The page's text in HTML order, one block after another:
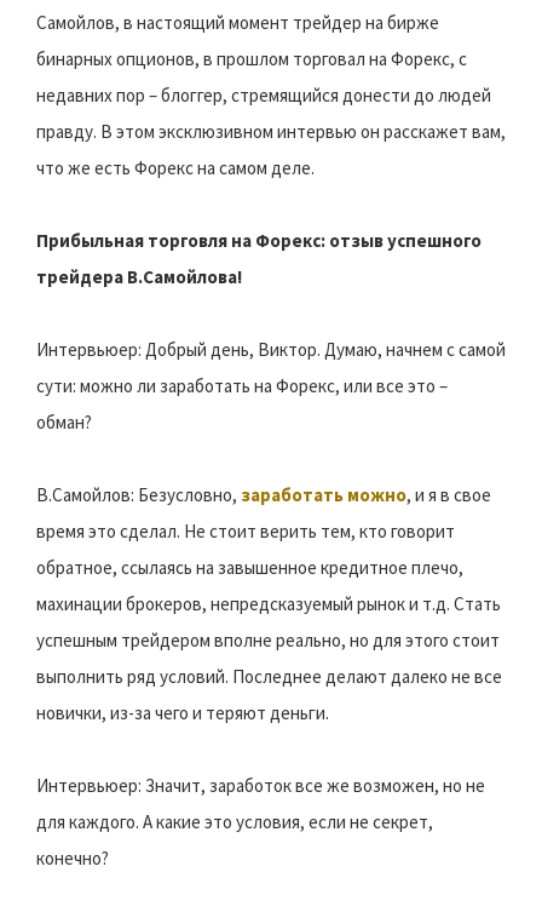
Самойлов, в настоящий момент трейдер на бирже
бинарных опционов, в прошлом торговал на Форекс, с
недавних пор – блоггер, стремящийся донести до людей
правду. В этом эксклюзивном интервью он расскажет вам,
что же есть Форекс на самом деле.
Прибыльная торговля на Форекс: отзыв успешного
трейдера В.Самойлова!
Интервьюер: Добрый день, Виктор. Думаю, начнем с самой
сути: можно ли заработать на Форекс, или все это –
обман?
В.Самойлов: Безусловно, заработать можно, и я в свое
время это сделал. Не стоит верить тем, кто говорит
обратное, ссылаясь на завышенное кредитное плечо,
махинации брокеров, непредсказуемый рынок и т.д. Стать
успешным трейдером вполне реально, но для этого стоит
выполнить ряд условий. Последнее делают далеко не все
новички, из-за чего и теряют деньги.
Интервьюер: Значит, заработок все же возможен, но не
для каждого. А какие это условия, если не секрет,
конечно?